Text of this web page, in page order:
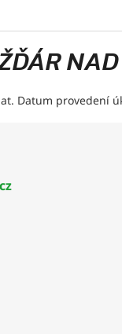
Datum provedení